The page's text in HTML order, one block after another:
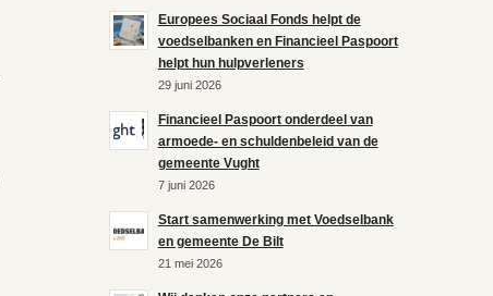
Europees Sociaal Fonds helpt de
voedselbanken en Financieel Paspoort
helpt hun hulpverleners
29 juni 2026
Financieel Paspoort onderdeel van
armoede- en schuldenbeleid van de
gemeente Vught
7 juni 2026
Start samenwerking met Voedselbank
en gemeente De Bilt
21 mei 2026